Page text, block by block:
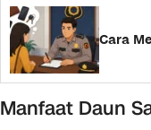
Cara
Manfaat Daun